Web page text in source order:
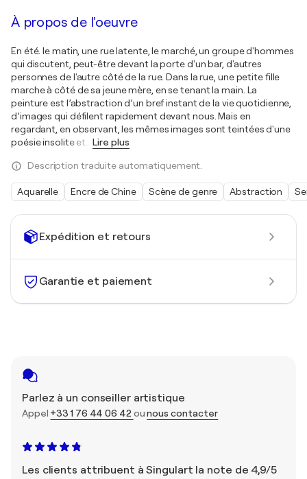
Expédition et retours
Garantie et paiement
Parlez à un conseiller artistique
Appel +33 1 76 44 06 42ounous contacter
Les clients attribuent à Singulart la note de 4,9/5
À propos de l'oeuvre
En été. le matin, une rue latente, le marché, un groupe d'hommes
qui discutent, peut-être devant la porte d'un bar, d'autres
personnes de l'autre côté de la rue. Dans la rue, une petite fille
marche à côté de sa jeune mère, en se tenant la main. La
peinture est l’abstraction d’un bref instant de la vie quotidienne,
d’images qui défilent rapidement devant nous. Mais en
regardant, en observant, les mêmes images sont teintées d'une
poésie insolite et… Lire plus
Description traduite automatiquement.
Aquarelle Encre de Chine Scène de genre Abstraction